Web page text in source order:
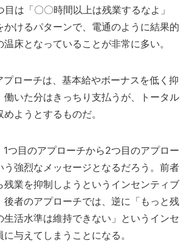
は「〇〇時間以上は残業するなよ」
かけるパターンで、電通のように結果的
床となっていることが非常に多い。
ローチは、基本給やボーナスを低く抑
働いた分はきっちり支払うが、トータル
ようとするものだ。
つ目のアプローチから2つ目のアプロー
う強烈なメッセージとなるだろう。前者
残業を抑制しようというインセンティブ
後者のアプローチでは、逆に「もっと残
生活水準は維持できない」というインセ
与えてしまうことになる。